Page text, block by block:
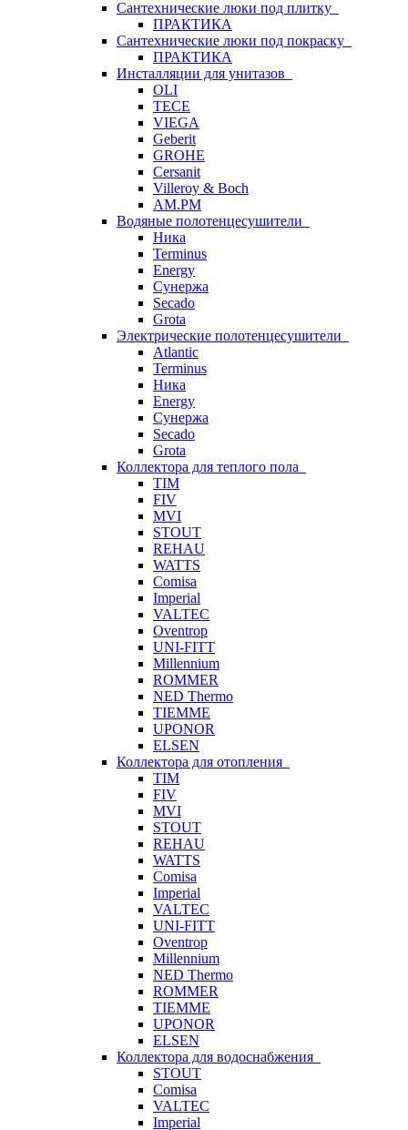
Сантехнические люки под плитку
ПРАКТИКА
Сантехнические люки под покраску
ПРАКТИКА
Инсталляции для унитазов
OLI
TECE
VIEGA
Geberit
GROHE
Cersanit
Villeroy & Boch
AM.PM
Водяные полотенцесушители
Ника
Terminus
Energy
Сунержа
Secado
Grota
Электрические полотенцесушители
Atlantic
Terminus
Ника
Energy
Сунержа
Secado
Grota
Коллектора для теплого пола
TIM
FIV
MVI
STOUT
REHAU
WATTS
Comisa
Imperial
VALTEC
Oventrop
UNI-FITT
Millennium
ROMMER
NED Thermo
TIEMME
UPONOR
ELSEN
Коллектора для отопления
TIM
FIV
MVI
STOUT
REHAU
WATTS
Comisa
Imperial
VALTEC
UNI-FITT
Oventrop
Millennium
NED Thermo
ROMMER
TIEMME
UPONOR
ELSEN
Коллектора для водоснабжения
STOUT
Comisa
VALTEC
Imperial